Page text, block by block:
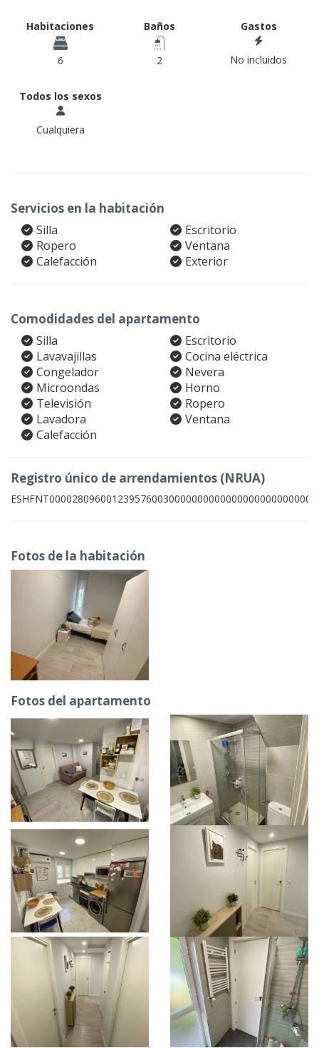
Habitaciones
6
Baños
2
Gastos
No incluidos
Todos los sexos
Cualquiera
Servicios en la habitación
Silla
Escritorio
Ropero
Ventana
Calefacción
Exterior
Comodidades del apartamento
Silla
Escritorio
Lavavajillas
Cocina eléctrica
Congelador
Nevera
Microondas
Horno
Televisión
Ropero
Lavadora
Ventana
Calefacción
Registro único de arrendamientos (NRUA)
ESHFNT00002809600123957600300000000000000000000000003
Fotos de la habitación
Fotos del apartamento